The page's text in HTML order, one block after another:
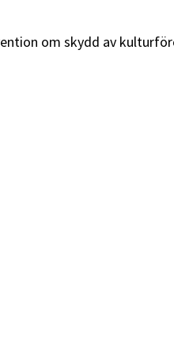
om skydd av